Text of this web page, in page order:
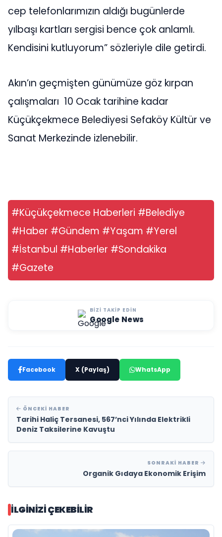
cep telefonlarımızın aldığı bugünlerde
yılbaşı kartları sergisi bence çok anlamlı.
Kendisini kutluyorum” sözleriyle dile getirdi.
Akın’ın geçmişten günümüze göz kırpan
çalışmaları 10 Ocak tarihine kadar
Küçükçekmece Belediyesi Sefaköy Kültür ve
Sanat Merkezinde izlenebilir.
#Küçükçekmece Haberleri #Belediye
#Haber #Gündem #Yaşam #Yerel
#İstanbul #Haberler #Sondakika
#Gazete
BIZI TAKIP EDIN
Google News
Facebook X (Paylaş) WhatsApp
ÖNCEKI HABER
Tarihi Haliç Tersanesi, 567’nci Yılında Elektrikli
Deniz Taksilerine Kavuştu
SONRAKI HABER
Organik Gıdaya Ekonomik Erişim
İLGINIZI ÇEKEBILIR